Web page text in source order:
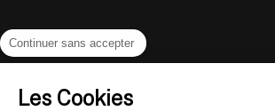
Continuer sans accepter
Les Cookies